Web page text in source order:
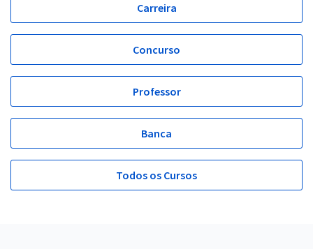
Carreira
Concurso
Professor
Banca
Todos os Cursos